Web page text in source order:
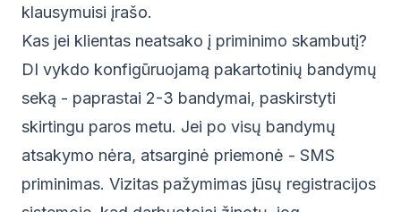
klausymuisi įrašo.
Kas jei klientas neatsako į priminimo skambutį?
DI vykdo konfigūruojamą pakartotinių bandymų
seką - paprastai 2-3 bandymai, paskirstyti
skirtingu paros metu. Jei po visų bandymų
atsakymo nėra, atsarginė priemonė - SMS
priminimas. Vizitas pažymimas jūsų registracijos